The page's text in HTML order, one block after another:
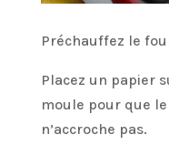
Préchauffez le
Placez un papier
moule pour que
n’accroche pas.